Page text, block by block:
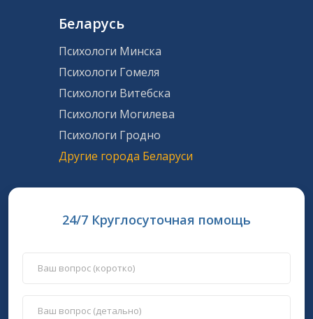
Беларусь
Психологи Минска
Психологи Гомеля
Психологи Витебска
Психологи Могилева
Психологи Гродно
Другие города Беларуси
24/7 Круглосуточная помощь